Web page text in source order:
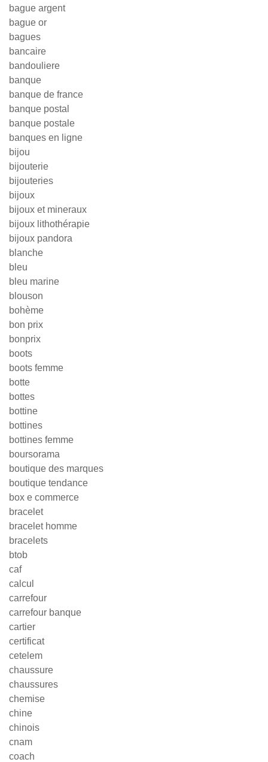
bague argent
bague or
bagues
bancaire
bandouliere
banque
banque de france
banque postal
banque postale
banques en ligne
bijou
bijouterie
bijouteries
bijoux
bijoux et mineraux
bijoux lithothérapie
bijoux pandora
blanche
bleu
bleu marine
blouson
bohème
bon prix
bonprix
boots
boots femme
botte
bottes
bottine
bottines
bottines femme
boursorama
boutique des marques
boutique tendance
box e commerce
bracelet
bracelet homme
bracelets
btob
caf
calcul
carrefour
carrefour banque
cartier
certificat
cetelem
chaussure
chaussures
chemise
chine
chinois
cnam
coach